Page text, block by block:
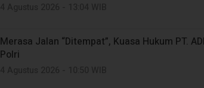
Merasa Jalan “Ditempat”, Kuasa Hukum PT.
Polri